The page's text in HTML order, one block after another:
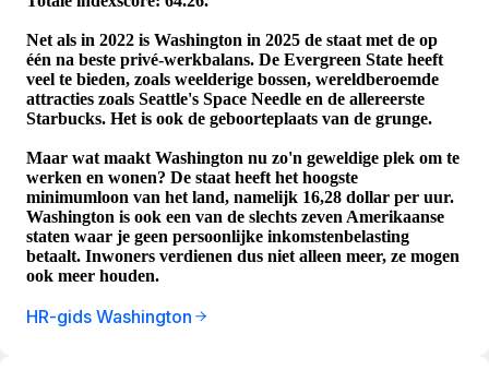
Net als in 2022 is Washington in 2025 de staat met de op
één na beste privé-werkbalans. De Evergreen State heeft
veel te bieden, zoals weelderige bossen, wereldberoemde
attracties zoals Seattle's Space Needle en de allereerste
Starbucks. Het is ook de geboorteplaats van de grunge.
Maar wat maakt Washington nu zo'n geweldige plek om te
werken en wonen? De staat heeft het hoogste
minimumloon van het land, namelijk 16,28 dollar per uur.
Washington is ook een van de slechts zeven Amerikaanse
staten waar je geen persoonlijke inkomstenbelasting
betaalt. Inwoners verdienen dus niet alleen meer, ze mogen
ook meer houden.
HR-gids Washington